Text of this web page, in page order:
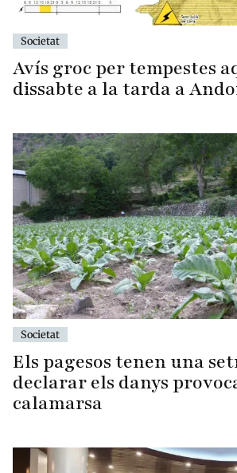
Societat
Avís groc per tempestes
dissabte a la tarda a
Societat
Els pagesos tenen una
declarar els danys
calamarsa